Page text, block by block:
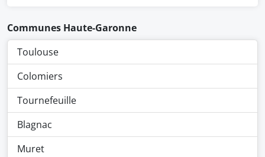
Communes Haute-Garonne
Toulouse
Colomiers
Tournefeuille
Blagnac
Muret